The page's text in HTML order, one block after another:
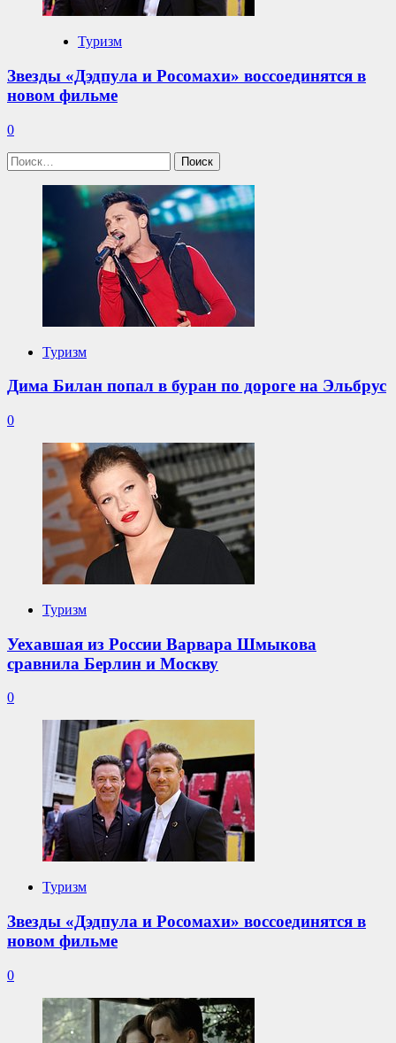
Туризм
Звезды «Дэдпула и Росомахи» воссоединятся в
новом фильме
0
Найти:
Туризм
Дима Билан попал в буран по дороге на Эльбрус
0
Туризм
Уехавшая из России Варвара Шмыкова
сравнила Берлин и Москву
0
Туризм
Звезды «Дэдпула и Росомахи» воссоединятся в
новом фильме
0